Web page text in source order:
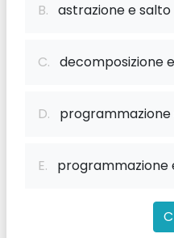
B. astrazione e salto
C. decomposizione
D.
E. programmazione